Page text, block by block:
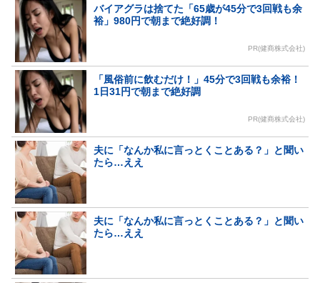
バイアグラは捨てた「65歳が45分で3回戦も余
裕」980円で朝まで絶好調！
PR(健商株式会社)
「風俗前に飲むだけ！」45分で3回戦も余裕！
1日31円で朝まで絶好調
PR(健商株式会社)
夫に「なんか私に言っとくことある？」と聞い
たら…ええ
夫に「なんか私に言っとくことある？」と聞い
たら…ええ